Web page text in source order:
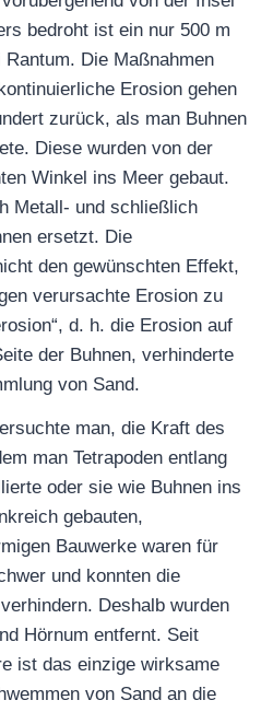
bedroht ist ein nur 500 m
Die Maßnahmen
Erosion gehen
zurück, als man Buhnen
Diese wurden von der
Winkel ins Meer gebaut.
Metall- und schließlich
ersetzt. Die
den gewünschten Effekt,
verursachte Erosion zu
d. h. die Erosion auf
der Buhnen, verhinderte
von Sand.
man, die Kraft des
man Tetrapoden entlang
oder sie wie Buhnen ins
gebauten,
Bauwerke waren für
und konnten die
Deshalb wurden
Hörnum entfernt. Seit
ist das einzige wirksame
von Sand an die